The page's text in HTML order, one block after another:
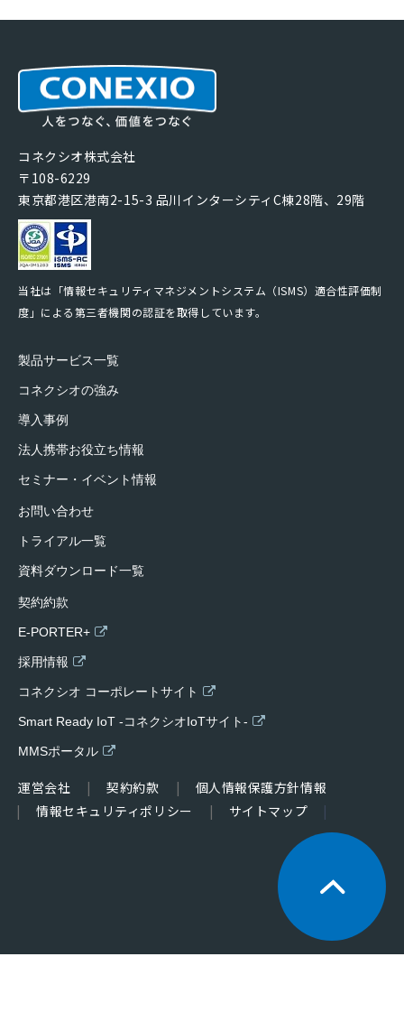
コネクシオ株式会社
〒108-6229
東京都港区港南2-15-3 品川インターシティC棟28階、29階
当社は「情報セキュリティマネジメントシステム（ISMS）適合性評価制
度」による第三者機関の認証を取得しています。
製品サービス一覧
コネクシオの強み
導入事例
法人携帯お役立ち情報
セミナー・イベント情報
お問い合わせ
トライアル一覧
資料ダウンロード一覧
契約約款
E-PORTER+
採用情報
コネクシオ コーポレートサイト
Smart Ready IoT -コネクシオIoTサイト-
MMSポータル
運営会社 契約約款
個人情報保護方針情報
情報セキュリティポリシー
サイトマップ